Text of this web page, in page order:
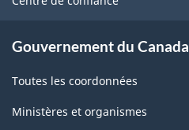
d'exportation
de
-
Structure
Gouvernement du Canada
Toutes les coordonnées
Ministères et organismes